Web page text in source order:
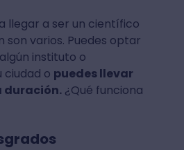
llegar a ser un científico
son varios. Puedes optar
instituto o
ciudad o puedes llevar
duración.¿Qué funciona